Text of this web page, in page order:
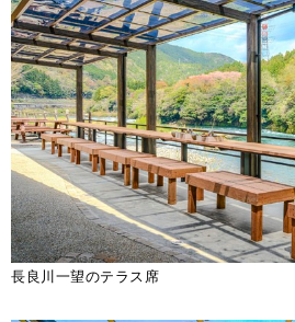
長良川一望のテラス席